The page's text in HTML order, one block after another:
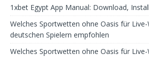
1xbet Egypt App Manual: Download,
Welches Sportwetten ohne Oasis für
deutschen Spielern empfohlen
Welches Sportwetten ohne Oasis für